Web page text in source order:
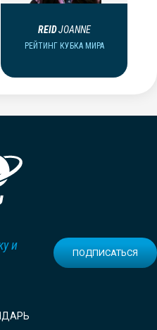
REIDJOANNE
РЕЙТИНГ КУБКА МИРА
и
ПОДПИСАТЬСЯ